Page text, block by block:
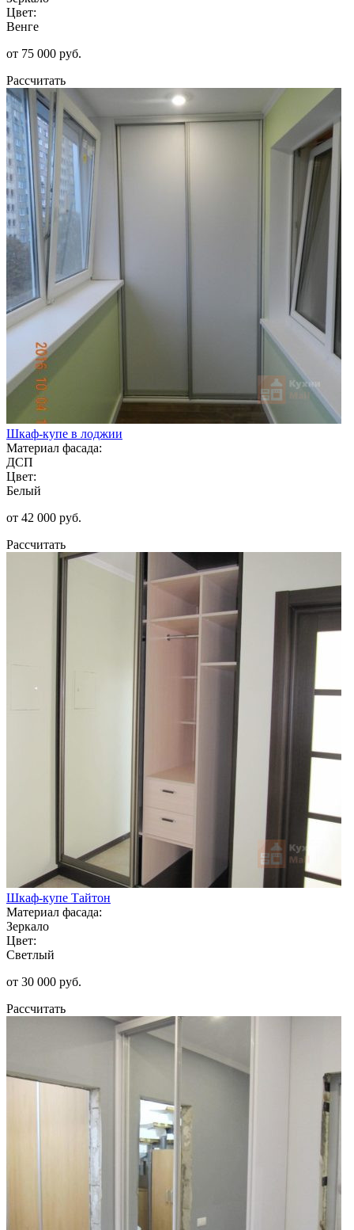
Цвет:
Венге
от 75 000 руб.
Рассчитать
Шкаф-купе в лоджии
Материал фасада:
ДСП
Цвет:
Белый
от 42 000 руб.
Рассчитать
Шкаф-купе Тайтон
Материал фасада:
Зеркало
Цвет:
Светлый
от 30 000 руб.
Рассчитать